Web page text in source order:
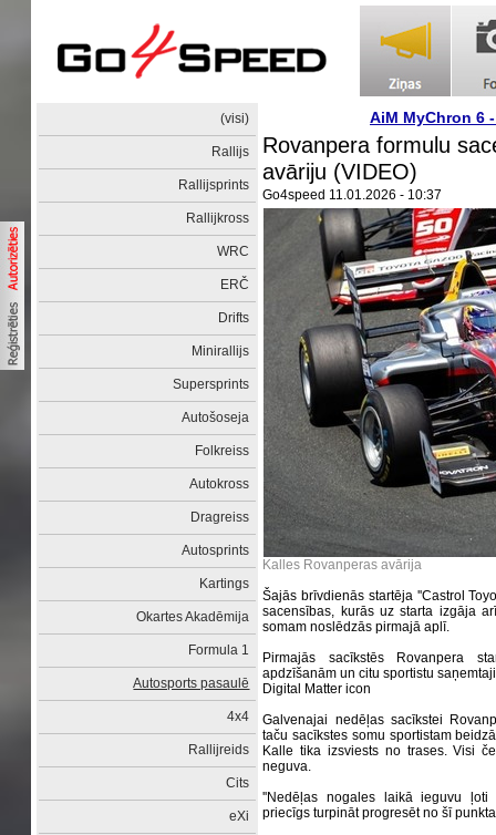
(visi)
Rallijs
Rallijsprints
Rallijkross
WRC
ERČ
Drifts
Minirallijs
Supersprints
Autošoseja
Folkreiss
Autokross
Dragreiss
Autosprints
Kartings
Okartes Akadēmija
Formula 1
Autosports pasaulē
4x4
Rallijreids
Cits
eXi
AiM MyChron 6
Rovanpera formulu
avāriju (VIDEO)
Go4speed 11.01.2026 - 10:37
Kalles Rovanperas avārija
Šajās brīvdienās startēja ''Castrol
sacensības, kurās uz starta izgāja
somam noslēdzās pirmajā aplī.
Pirmajās sacīkstēs Rovanpera
apdzīšanām un citu sportistu
Digital Matter icon
Galvenajai nedēļas sacīkstei
taču sacīkstes somu sportistam
Kalle tika izsviests no trases. Visi
neguva.
''Nedēļas nogales laikā ieguvu
priecīgs turpināt progresēt no šī